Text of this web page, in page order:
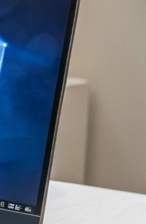
AFSPRAAK MAKEN